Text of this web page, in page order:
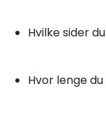
Hvilke sider
Hvor lenge